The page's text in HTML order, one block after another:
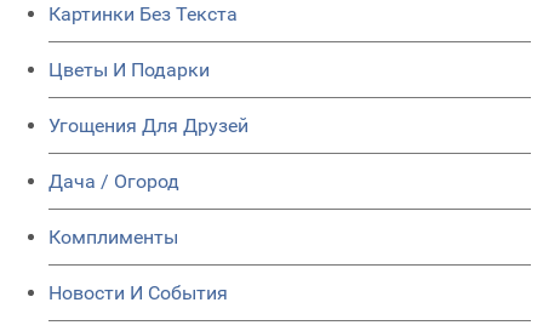
Картинки Без Текста
Цветы И Подарки
Угощения Для Друзей
Дача / Огород
Комплименты
Новости И События